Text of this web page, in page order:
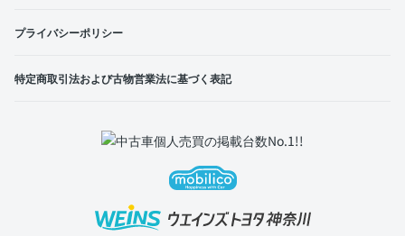
プライバシーポリシー
特定商取引法および古物営業法に基づく表記